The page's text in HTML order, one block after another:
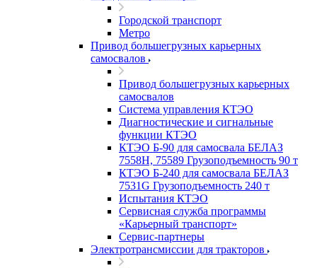
Городской транспорт
Метро
Привод большегрузных карьерных
самосвалов
Привод большегрузных карьерных
самосвалов
Система управления КТЭО
Диагностические и сигнальные
функции КТЭО
КТЭО Б-90 для самосвала БЕЛАЗ
7558H, 75589 Грузоподъемность 90 т
КТЭО Б-240 для самосвала БЕЛАЗ
7531G Грузоподъемность 240 т
Испытания КТЭО
Сервисная служба программы
«Карьерный транспорт»
Сервис-партнеры
Электротрансмиссии для тракторов